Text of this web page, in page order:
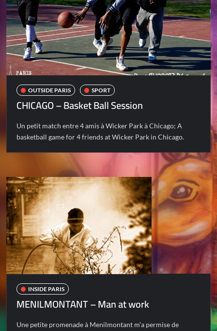
OUTSIDE PARIS SPORT
CHICAGO – Basket Ball Session
Un petit match entre 4 amis à Wicker Park à Chicago; A
basketball game for 4 friends at Wicker Park in Chicago.
INSIDE PARIS
MENILMONTANT – Man at work
Une petite promenade à Menilmontant m’a permise de